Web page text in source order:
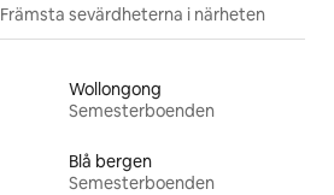
Främsta sevärdheterna i närheten
Wollongong
Semesterboenden
Blå bergen
Semesterboenden